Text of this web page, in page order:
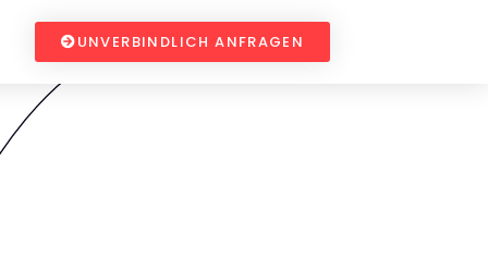
UNVERBINDLICH ANFRAGEN